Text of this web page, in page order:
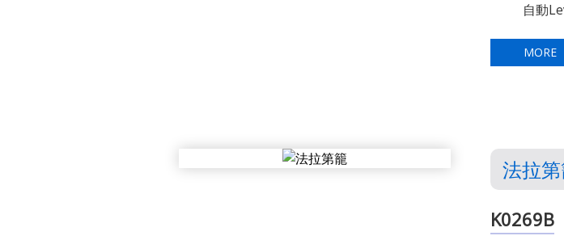
自動
MORE
法拉
K0269B